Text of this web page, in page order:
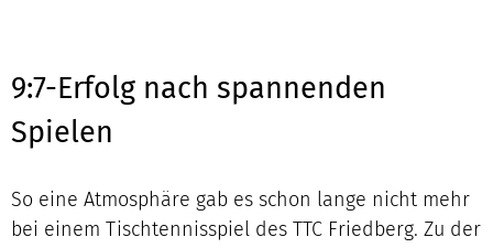
9:7-Erfolg nach spannenden
Spielen
So eine Atmosphäre gab es schon lange nicht mehr
bei einem Tischtennisspiel des TTC Friedberg. Zu der